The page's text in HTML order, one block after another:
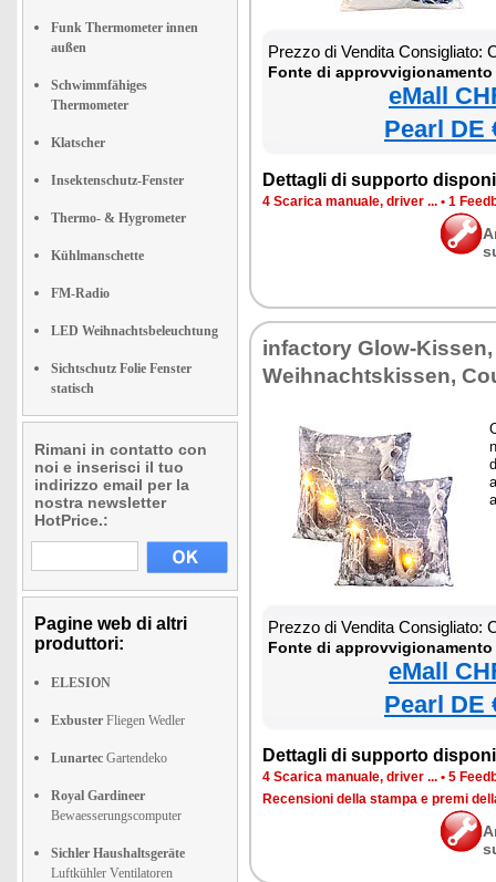
Funk Thermometer innen
außen
Schwimmfähiges
Thermometer
Klatscher
Insektenschutz-Fenster
Thermo- & Hygrometer
Kühlmanschette
FM-Radio
LED Weihnachtsbeleuchtung
Sichtschutz Folie Fenster
statisch
Rimani in contatto con
noi e inserisci il tuo
indirizzo email per la
nostra newsletter
HotPrice.:
Pagine web di altri
produttori:
ELESION
Exbuster Fliegen Wedler
Lunartec Gartendeko
Royal Gardineer
Bewaesserungscomputer
Sichler Haushaltsgeräte
Luftkühler Ventilatoren
Prezzo di Vendita Consigliato:
Fonte di
eMall
Pearl DE
Dettagli di supporto
4 Scarica manuale, driver ... • 1
infactory Glow-Kissen,
Weihnachtskissen,
Prezzo di Vendita Consigliato:
Fonte di
eMall
Pearl DE
Dettagli di supporto
4 Scarica manuale, driver ... • 5
Recensioni della stampa e premi